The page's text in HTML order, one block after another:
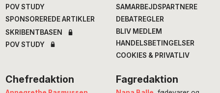
POV STUDY
SPONSOREREDE ARTIKLER
SKRIBENTBASEN
POV STUDY
SAMARBEJDSPARTNERE
DEBATREGLER
BLIV MEDLEM
HANDELSBETINGELSER
COOKIES & PRIVATLIV
Chefredaktion Fagredaktion